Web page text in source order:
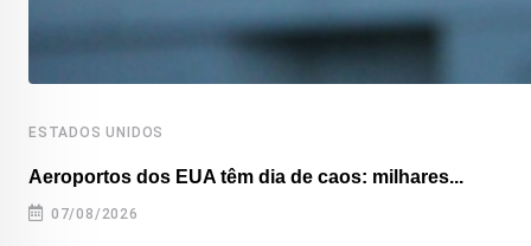
ESTADOS UNIDOS
Aeroportos dos EUA têm dia de caos: milhares...
07/08/2026